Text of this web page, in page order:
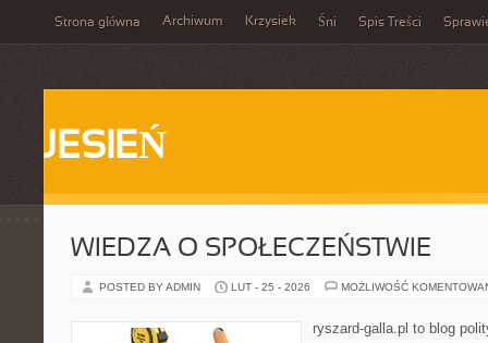
Strona główna Archiwum Krzysiek Śni Spis Treści
JESIEŃ
WIEDZA O SPOŁECZEŃSTWIE
POSTED BY ADMIN LUT - 25 - 2026 MOŻLIWOŚĆ
ryszard-galla.pl to blog